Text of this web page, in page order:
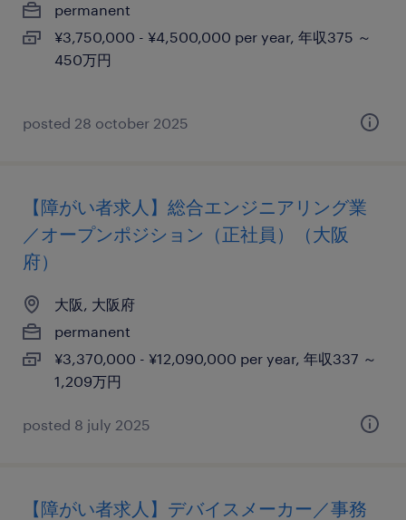
permanent
¥3,750,000 - ¥4,500,000 per year, 年収375 ～
450万円
posted 28 october 2025
【障がい者求人】総合エンジニアリング業
／オープンポジション（正社員）（大阪
府）
大阪, 大阪府
permanent
¥3,370,000 - ¥12,090,000 per year, 年収337 ～
1,209万円
posted 8 july 2025
【障がい者求人】デバイスメーカー／事務